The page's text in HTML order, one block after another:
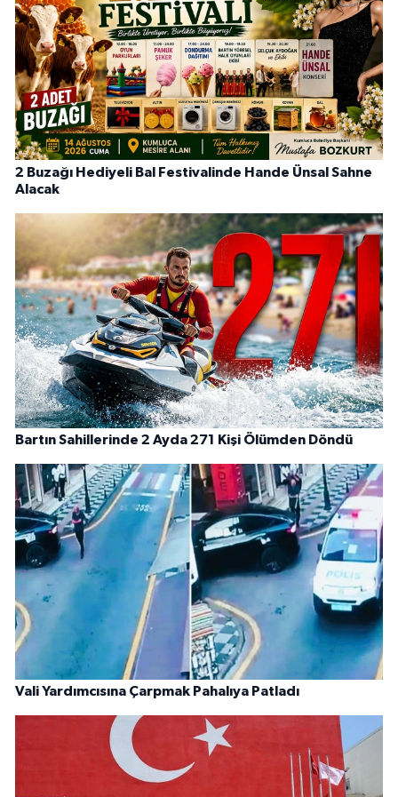
2 Buzağı Hediyeli Bal Festivalinde Hande Ünsal Sahne
Alacak
Bartın Sahillerinde 2 Ayda 271 Kişi Ölümden Döndü
Vali Yardımcısına Çarpmak Pahalıya Patladı